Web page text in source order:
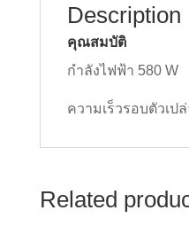
Description
คุณสมบัติ
กำลังไฟฟ้า 580 W
ความเร็วรอบตัวเป
Related